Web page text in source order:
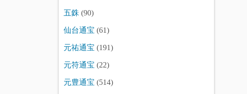
五銖 (90)
仙台通宝 (61)
元祐通宝 (191)
元符通宝 (22)
元豊通宝 (514)